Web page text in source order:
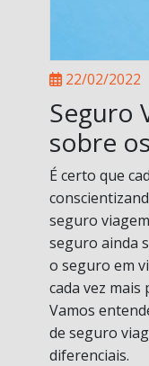
22/02/2022
Seguro
sobre
É certo que
seguro
seguro ainda
o seguro em
cada vez
Vamos
de seguro
diferenciais.